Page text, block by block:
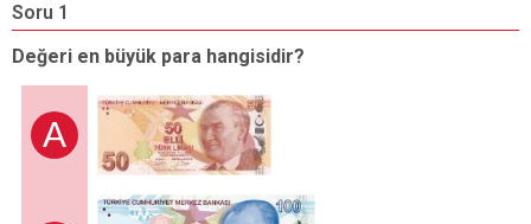
Soru 1
Değeri en büyük para hangisidir?
A